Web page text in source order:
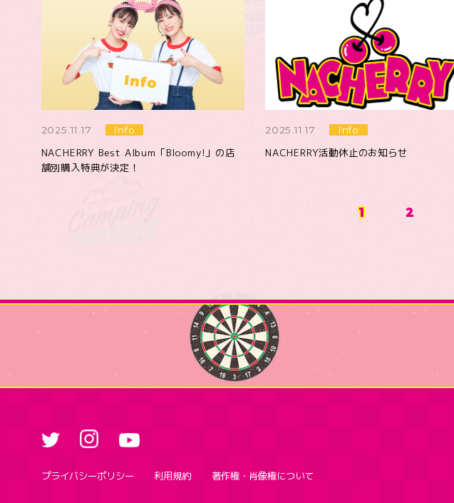
2025.11.17 Info
NACHERRY Best Album「Bloomy!」の店
舗別購入特典が決定！
2025.11.17 Info
NACHERRY活動休止のお知らせ
1 2
プライバシーポリシー 利用規約 著作権・肖像権について